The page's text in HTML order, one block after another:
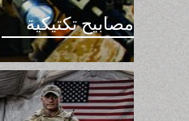
مصابيح تكتيكية